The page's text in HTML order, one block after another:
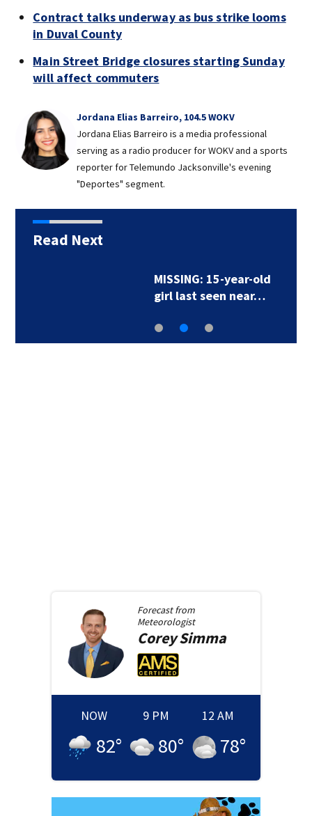
Contract talks underway as bus strike looms
in Duval County
Main Street Bridge closures starting Sunday
will affect commuters
Jordana Elias Barreiro, 104.5 WOKV
Jordana Elias Barreiro is a media professional
serving as a radio producer for WOKV and a sports
reporter for Telemundo Jacksonville's evening
"Deportes" segment.
Read Next
MISSING: 15-year-old
girl last seen near…
Forecast from
Meteorologist
CoreySimma
NOW
82°
9 PM
80°
12 AM
78°